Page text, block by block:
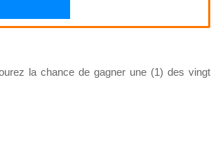
la chance de gagner une (1) des vingt